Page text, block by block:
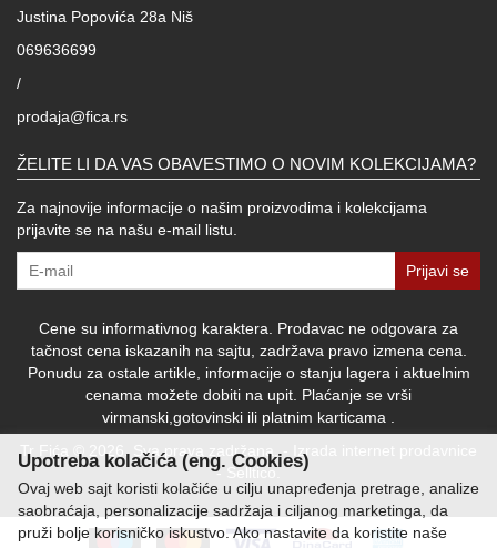
Justina Popovića 28a Niš
069636699
/
prodaja@fica.rs
ŽELITE LI DA VAS OBAVESTIMO O NOVIM KOLEKCIJAMA?
Za najnovije informacije o našim proizvodima i kolekcijama
prijavite se na našu e-mail listu.
Prijavi se
Cene su informativnog karaktera. Prodavac ne odgovara za
tačnost cena iskazanih na sajtu, zadržava pravo izmena cena.
Ponudu za ostale artikle, informacije o stanju lagera i aktuelnim
cenama možete dobiti na upit. Plaćanje se vrši
virmanski,gotovinski ili platnim karticama .
Tr Fića © 2026. Sva prava zadržana. -
Izrada internet prodavnice
- Selltico.
Upotreba kolačića (eng. Cookies)
Ovaj web sajt koristi kolačiće u cilju unapređenja pretrage, analize
saobraćaja, personalizacije sadržaja i ciljanog marketinga, da
pruži bolje korisničko iskustvo. Ako nastavite da koristite naše